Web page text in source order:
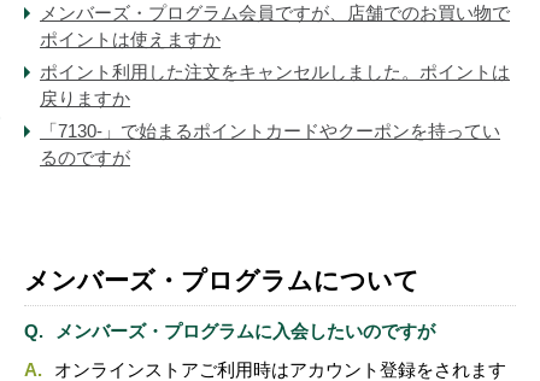
メンバーズ・プログラム会員ですが、店舗でのお買い物で
ポイントは使えますか
ポイント利用した注文をキャンセルしました。ポイントは
戻りますか
「7130-」で始まるポイントカードやクーポンを持ってい
るのですが
メンバーズ・プログラムについて
メンバーズ・プログラムに入会したいのですが
オンラインストアご利用時はアカウント登録をされます